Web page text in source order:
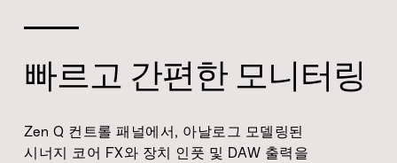
빠르고 간편한 모니터링
Zen Q 컨트롤 패널에서, 아날로그 모델링된
시너지 코어 FX와 장치 인풋 및 DAW 출력을